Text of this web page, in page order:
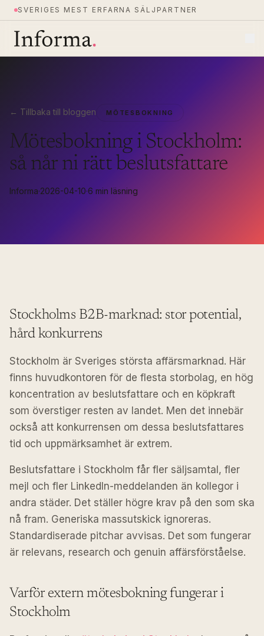
SVERIGES MEST ERFARNA SÄLJPARTNER
← Tillbaka till bloggen MÖTESBOKNING
Mötesbokning i Stockholm:
så når ni rätt beslutsfattare
Informa·2026-04-10·6 min läsning
Stockholms B2B-marknad: stor potential,
hård konkurrens
Stockholm är Sveriges största affärsmarknad. Här
finns huvudkontoren för de flesta storbolag, en hög
koncentration av beslutsfattare och en köpkraft
som överstiger resten av landet. Men det innebär
också att konkurrensen om dessa beslutsfattares
tid och uppmärksamhet är extrem.
Beslutsfattare i Stockholm får fler säljsamtal, fler
mejl och fler LinkedIn-meddelanden än kollegor i
andra städer. Det ställer högre krav på den som ska
nå fram. Generiska massutskick ignoreras.
Standardiserade pitchar avvisas. Det som fungerar
är relevans, research och genuin affärsförståelse.
Varför extern mötesbokning fungerar i
Stockholm